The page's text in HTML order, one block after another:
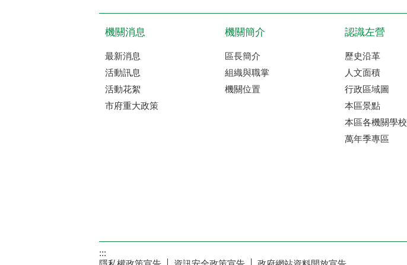
機關消息
最新消息
活動訊息
活動花絮
市府重大政策
機關簡介
區長簡介
組織與職掌
機關位置
認識左營
歷史沿革
人文面積
行政區域圖
本區景點
本區各機關學校
萬年季專區
:::